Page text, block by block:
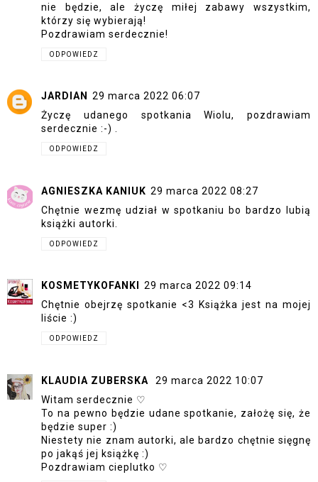
nie będzie, ale życzę miłej zabawy wszystkim,
którzy się wybierają!
Pozdrawiam serdecznie!
ODPOWIEDZ
JARDIAN
29 marca 2022 06:07
Życzę udanego spotkania Wiolu, pozdrawiam
serdecznie :-) .
ODPOWIEDZ
AGNIESZKA KANIUK 29 marca 2022 08:27
Chętnie wezmę udział w spotkaniu bo bardzo lubią
książki autorki.
ODPOWIEDZ
KOSMETYKOFANKI
29 marca 2022 09:14
Chętnie obejrzę spotkanie <3 Książka jest na mojej
liście :)
ODPOWIEDZ
KLAUDIA ZUBERSKA
29 marca 2022 10:07
Witam serdecznie ♡
To na pewno będzie udane spotkanie, założę się, że
będzie super :)
Niestety nie znam autorki, ale bardzo chętnie sięgnę
po jakąś jej książkę :)
Pozdrawiam cieplutko ♡